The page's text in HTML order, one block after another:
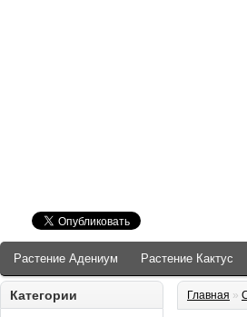
Растение Адениум Растение Кактус
Категории Главная »